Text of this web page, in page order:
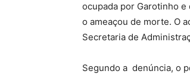
ocupada por Garotinho
o ameaçou de morte. O
Secretaria de
Segundo a denúncia, o